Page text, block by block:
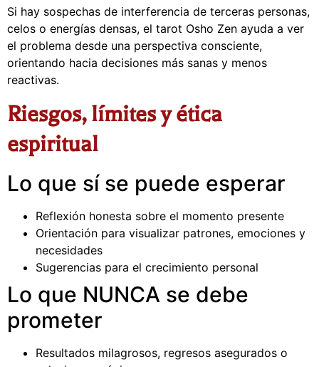
Si hay sospechas de interferencia de terceras personas,
celos o energías densas, el tarot Osho Zen ayuda a ver
el problema desde una perspectiva consciente,
orientando hacia decisiones más sanas y menos
reactivas.
Riesgos, límites y ética
espiritual
Lo que sí se puede esperar
Reflexión honesta sobre el momento presente
Orientación para visualizar patrones, emociones y
necesidades
Sugerencias para el crecimiento personal
Lo que NUNCA se debe
prometer
Resultados milagrosos, regresos asegurados o